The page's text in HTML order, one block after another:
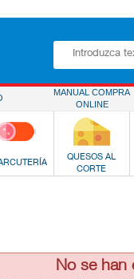
MANUAL COMPRA
ONLINE
QUESOS AL
CORTE
No se han